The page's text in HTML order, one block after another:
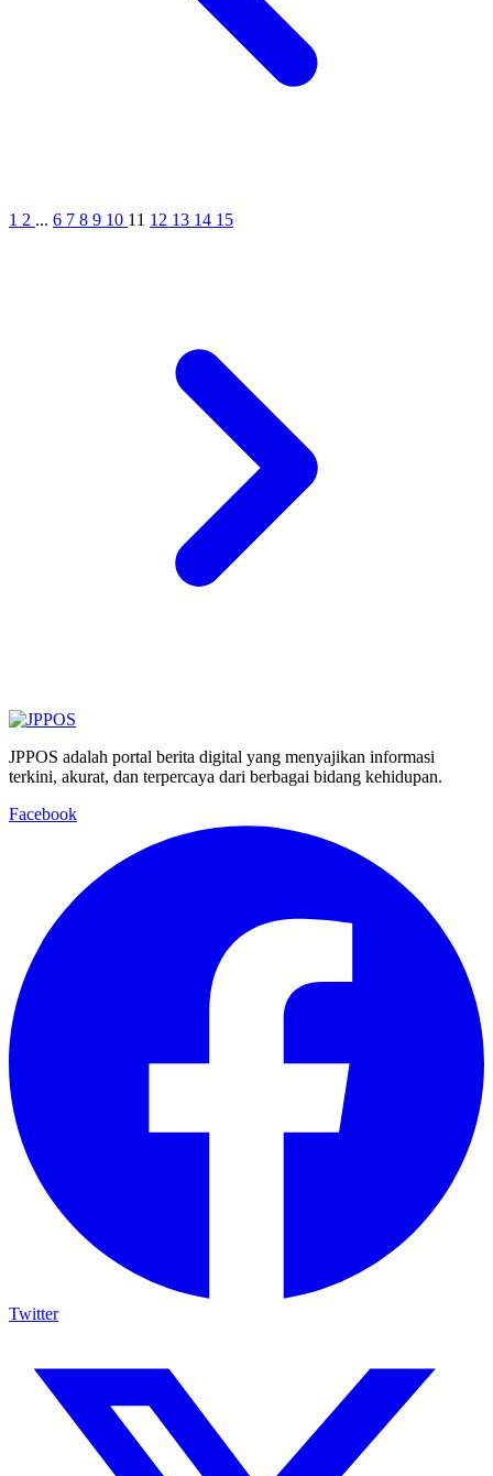
1 2 ... 6 7 8 9 10 11 12 13 14 15
JPPOS adalah portal berita digital yang menyajikan informasi
terkini, akurat, dan terpercaya dari berbagai bidang kehidupan.
Facebook
Twitter